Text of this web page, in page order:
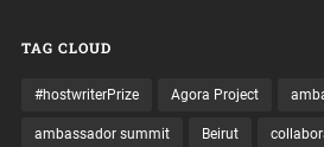
TAG CLOUD
#hostwriterPrize Agora Project
ambassador summit Beirut